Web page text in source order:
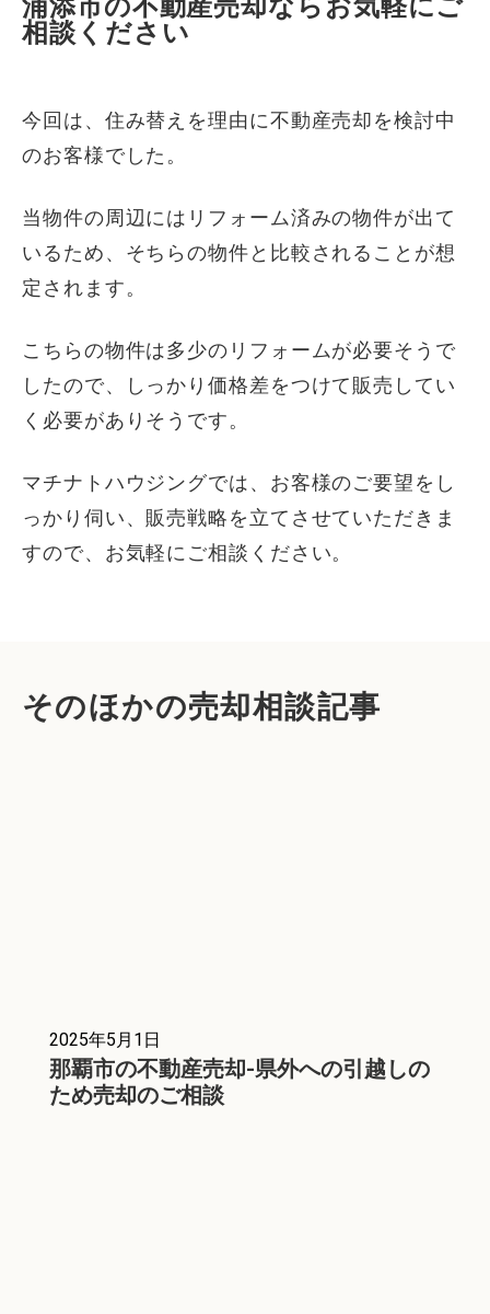
浦添市の不動産売却ならお気軽にご
相談ください
今回は、住み替えを理由に不動産売却を検討中
のお客様でした。
当物件の周辺にはリフォーム済みの物件が出て
いるため、そちらの物件と比較されることが想
定されます。
こちらの物件は多少のリフォームが必要そうで
したので、しっかり価格差をつけて販売してい
く必要がありそうです。
マチナトハウジングでは、お客様のご要望をし
っかり伺い、販売戦略を立てさせていただきま
すので、お気軽にご相談ください。
そのほかの売却相談記事
2025年5月1日
那覇市の不動産売却-県外への引越しの
ため売却のご相談